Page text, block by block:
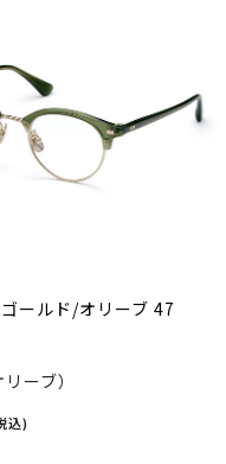
ールド/オリーブ 47
ーブ）
込)